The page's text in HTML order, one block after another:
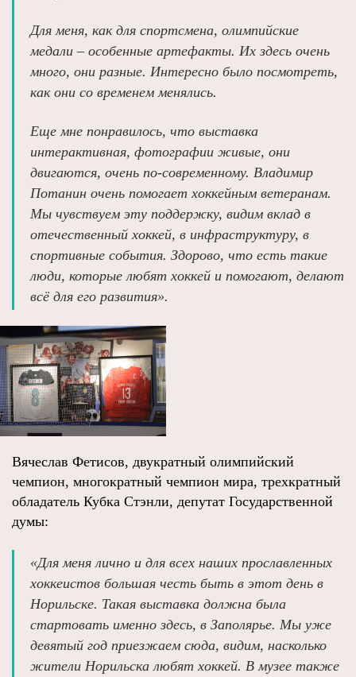
Для меня, как для спортсмена, олимпийские
медали – особенные артефакты. Их здесь очень
много, они разные. Интересно было посмотреть,
как они со временем менялись.
Еще мне понравилось, что выставка
интерактивная, фотографии живые, они
двигаются, очень по‑современному. Владимир
Потанин очень помогает хоккейным ветеранам.
Мы чувствуем эту поддержку, видим вклад в
отечественный хоккей, в инфраструктуру, в
спортивные события. Здорово, что есть такие
люди, которые любят хоккей и помогают, делают
всё для его развития».
Вячеслав Фетисов, двукратный олимпийский
чемпион, многократный чемпион мира, трехкратный
обладатель Кубка Стэнли, депутат Государственной
думы:
«Для меня лично и для всех наших прославленных
хоккеистов большая честь быть в этот день в
Норильске. Такая выставка должна была
стартовать именно здесь, в Заполярье. Мы уже
девятый год приезжаем сюда, видим, насколько
жители Норильска любят хоккей. В музее также